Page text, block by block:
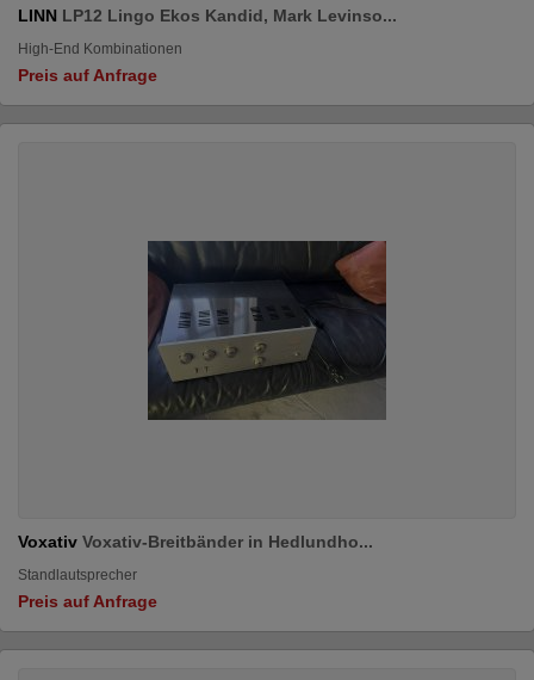
LINN LP12 Lingo Ekos Kandid, Mark Levinso...
High-End Kombinationen
Preis auf Anfrage
Voxativ Voxativ-Breitbänder in Hedlundho...
Standlautsprecher
Preis auf Anfrage